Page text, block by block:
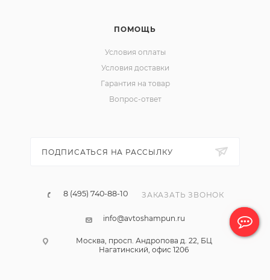
ПОМОЩЬ
Условия оплаты
Условия доставки
Гарантия на товар
Вопрос-ответ
ПОДПИСАТЬСЯ НА РАССЫЛКУ
8 (495) 740-88-10 ЗАКАЗАТЬ ЗВОНОК
info@avtoshampun.ru
Москва, просп. Андропова д. 22, БЦ
Нагатинский, офис 1206